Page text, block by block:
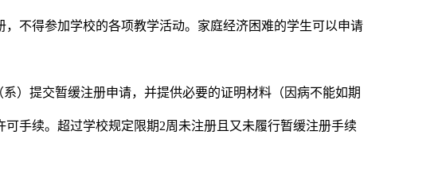
不得参加学校的各项教学活动。家庭经济困难的学生可以申请
）提交暂缓注册申请，并提供必要的证明材料（因病不能如期
手续。超过学校规定限期2周未注册且又未履行暂缓注册手续